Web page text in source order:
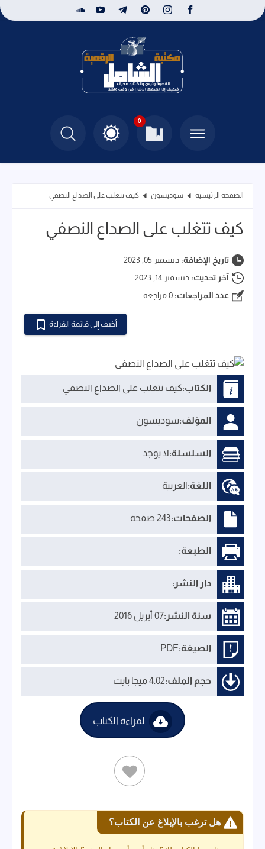
0
الصفحة الرئيسية سوديسون كيف تتغلب على الصداع النصفي
كيف تتغلب على الصداع النصفي
تاريخ الإضافة: ديسمبر 05, 2023
آخر تحديث: ديسمبر 14, 2023
عدد المراجعات: 0 مراجعة
أضف إلى قائمة القراءة
الكتاب:كيف تتغلب على الصداع النصفي
المؤلف:سوديسون
السلسلة:لا يوجد
اللغة:العربية
الصفحات:243 صفحة
الطبعة:
دار النشر:
سنة النشر:07 أبريل 2016
الصيغة:PDF
حجم الملف:4.02 ميجا بايت
لقراءة الكتاب
هل ترغب بالإبلاغ عن الكتاب؟